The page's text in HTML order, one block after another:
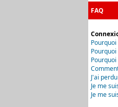
FAQ
J'ai
Je me
Je me